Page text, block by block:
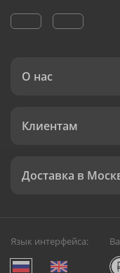
О нас
Клиентам
Доставка в
Язык интерфейса: